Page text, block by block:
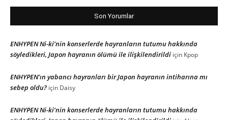
Son Yorumlar
ENHYPEN Ni-ki’nin konserlerde hayranların tutumu hakkında
söyledikleri, Japon hayranın ölümü ile ilişkilendirildi için Kpop
ENHYPEN’ın yabancı hayranları bir Japon hayranın intiharına mı
sebep oldu? için Daisy
ENHYPEN Ni-ki’nin konserlerde hayranların tutumu hakkında